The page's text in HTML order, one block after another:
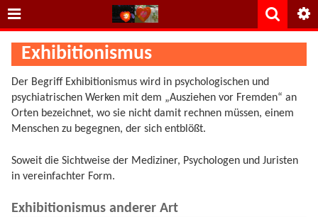
Exhibitionismus
Der Begriff Exhibitionismus wird in psychologischen und
psychiatrischen Werken mit dem „Ausziehen vor Fremden“ an
Orten bezeichnet, wo sie nicht damit rechnen müssen, einem
Menschen zu begegnen, der sich entblößt.
Soweit die Sichtweise der Mediziner, Psychologen und Juristen
in vereinfachter Form.
Exhibitionismus anderer Art